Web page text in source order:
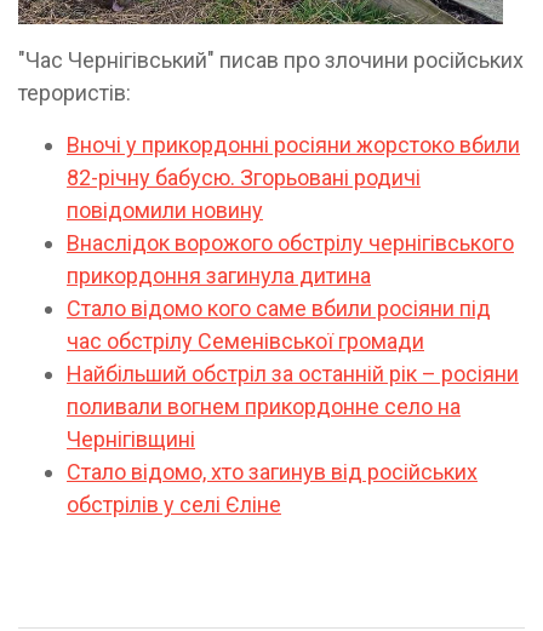
"Час Чернігівський" писав про злочини російських
терористів:
Вночі у прикордонні росіяни жорстоко вбили
82-річну бабусю. Згорьовані родичі
повідомили новину
Внаслідок ворожого обстрілу чернігівського
прикордоння загинула дитина
Стало відомо кого саме вбили росіяни під
час обстрілу Семенівської громади
Найбільший обстріл за останній рік – росіяни
поливали вогнем прикордонне село на
Чернігівщині
Стало відомо, хто загинув від російських
обстрілів у селі Єліне